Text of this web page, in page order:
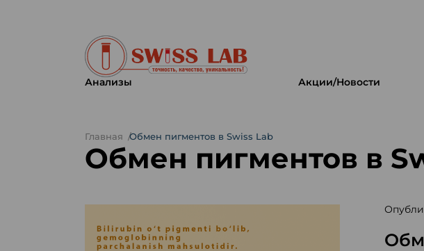
Анализы Акции/Новости
Главная Обмен пигментов в Swiss Lab
Обмен пигментов в